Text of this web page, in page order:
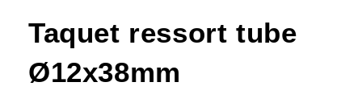
Taquet ressort tube
Ø12x38mm